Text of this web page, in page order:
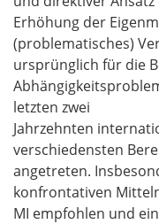
Erhöhung der
(problematisches)
ursprünglich für die
letzten zwei
Jahrzehnten
verschiedensten
angetreten.
konfrontativen
MI empfohlen und